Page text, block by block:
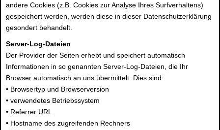
andere Cookies (z.B. Cookies zur Analyse Ihres Surfverhaltens)
gespeichert werden, werden diese in dieser Datenschutzerklärung
gesondert behandelt.
Server-Log-Dateien
Der Provider der Seiten erhebt und speichert automatisch
Informationen in so genannten Server-Log-Dateien, die Ihr
Browser automatisch an uns übermittelt. Dies sind:
• Browsertyp und Browserversion
• verwendetes Betriebssystem
• Referrer URL
• Hostname des zugreifenden Rechners